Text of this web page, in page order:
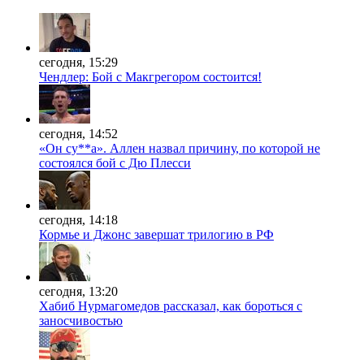
сегодня, 15:29
Чендлер: Бой с Макгрегором состоится!
сегодня, 14:52
«Он су**а». Аллен назвал причину, по которой не
состоялся бой с Дю Плесси
сегодня, 14:18
Кормье и Джонс завершат трилогию в РФ
сегодня, 13:20
Хабиб Нурмагомедов рассказал, как бороться с
заносчивостью